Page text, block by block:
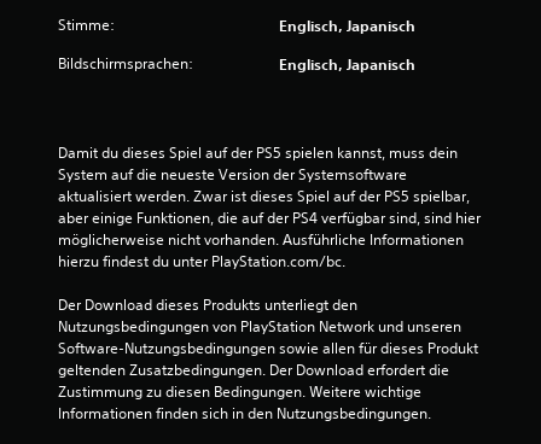
s
g
l
e
i
c
h
e
i
t
i
g
d
Stimme: Englisch, Japanisch
Bildschirmsprachen: Englisch, Japanisch
Damit du dieses Spiel auf der PS5 spielen kannst, muss dein
System auf die neueste Version der Systemsoftware
aktualisiert werden. Zwar ist dieses Spiel auf der PS5 spielbar,
aber einige Funktionen, die auf der PS4 verfügbar sind, sind hier
möglicherweise nicht vorhanden. Ausführliche Informationen
hierzu findest du unter PlayStation.com/bc.
Der Download dieses Produkts unterliegt den
Nutzungsbedingungen von PlayStation Network und unseren
Software-Nutzungsbedingungen sowie allen für dieses Produkt
geltenden Zusatzbedingungen. Der Download erfordert die
Zustimmung zu diesen Bedingungen. Weitere wichtige
Informationen finden sich in den Nutzungsbedingungen.